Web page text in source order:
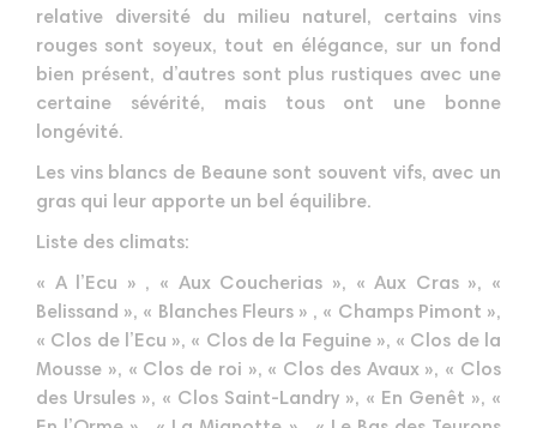
relative diversité du milieu naturel, certains vins
rouges sont soyeux, tout en élégance, sur un fond
bien présent, d’autres sont plus rustiques avec une
certaine sévérité, mais tous ont une bonne
longévité.
Les vins blancs de Beaune sont souvent vifs, avec un
gras qui leur apporte un bel équilibre.
Liste des climats:
« A l’Ecu » , « Aux Coucherias », « Aux Cras », «
Belissand », « Blanches Fleurs » , « Champs Pimont »,
« Clos de l’Ecu », « Clos de la Feguine », « Clos de la
Mousse », « Clos de roi », « Clos des Avaux », « Clos
des Ursules », « Clos Saint-Landry », « En Genêt », «